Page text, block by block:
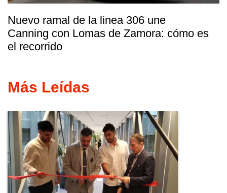
Nuevo ramal de la linea 306 une
Canning con Lomas de Zamora: cómo es
el recorrido
Más Leídas